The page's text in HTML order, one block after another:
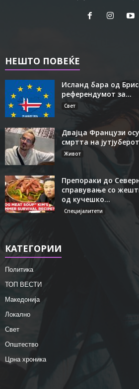
НЕШТО ПОВЕЌЕ
Исланд бара од
референдумот за...
Свет
Двајца Французи
смртта на
Живот
Препораки до
справување со
од кучешко...
Специјалитети
КАТЕГОРИИ
Политика
ТОП ВЕСТИ
Македонија
Локално
Свет
Општество
Црна хроника